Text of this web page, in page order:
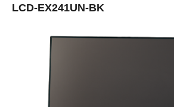
LCD-EX241UN-BK